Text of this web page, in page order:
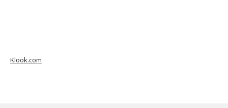
Klook.com